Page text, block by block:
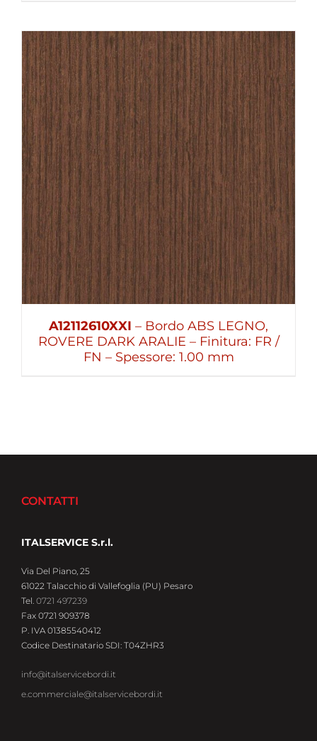
A12112610XXI – Bordo ABS LEGNO,
ROVERE DARK ARALIE – Finitura: FR /
FN – Spessore: 1.00 mm
CONTATTI
ITALSERVICE S.r.l.
Via Del Piano, 25
61022 Talacchio di Vallefoglia (PU) Pesaro
Tel. 0721 497239
Fax 0721 909378
P. IVA 01385540412
Codice Destinatario SDI: T04ZHR3
info@italservicebordi.it
e.commerciale@italservicebordi.it